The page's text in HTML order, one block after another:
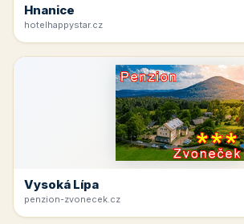
Hnanice
hotelhappystar.cz
Vysoká Lípa
penzion-zvonecek.cz